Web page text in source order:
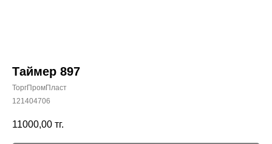
Таймер 897
ТоргПромПласт
121404706
11000,00 тг.